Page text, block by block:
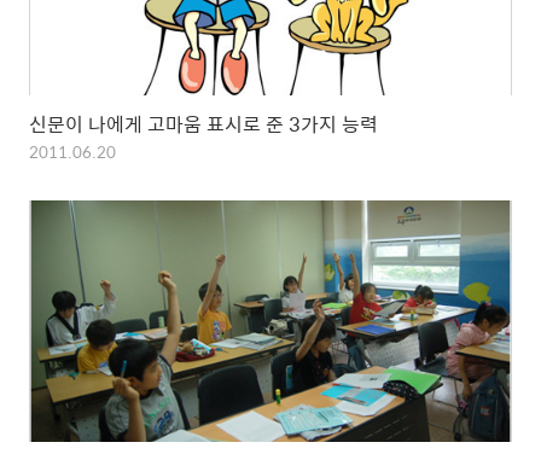
신문이 나에게 고마움 표시로 준 3가지 능력
2011.06.20